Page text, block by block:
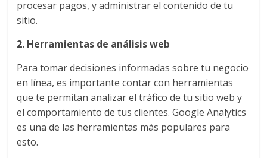
iBlue
Magazine
de
Publicidad,
Mercadeo
procesar pagos, y administrar el contenido de tu
sitio.
2. Herramientas de análisis web
Para tomar decisiones informadas sobre tu negocio
en línea, es importante contar con herramientas
que te permitan analizar el tráfico de tu sitio web y
el comportamiento de tus clientes. Google Analytics
es una de las herramientas más populares para
esto.